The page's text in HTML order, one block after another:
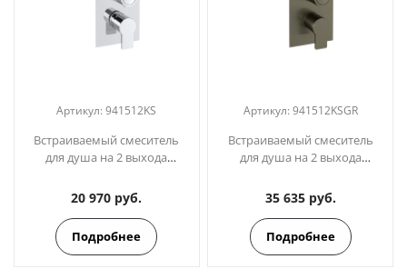
Артикул:941512KS
Встраиваемый смеситель
для душа на 2 выхода
20 970 руб.
Подробнее
Артикул: 941512KSGR
Встраиваемый смеситель
для душа на 2 выхода
графит
35 635 руб.
Подробнее